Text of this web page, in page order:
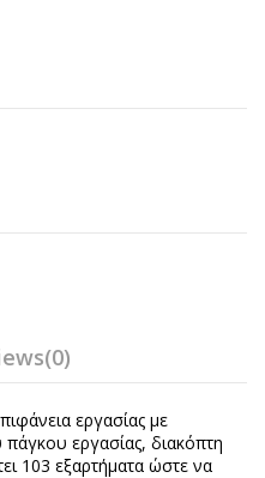
(0)
εργασίας με
εργασίας, διακόπτη
103 εξαρτήματα ώστε να